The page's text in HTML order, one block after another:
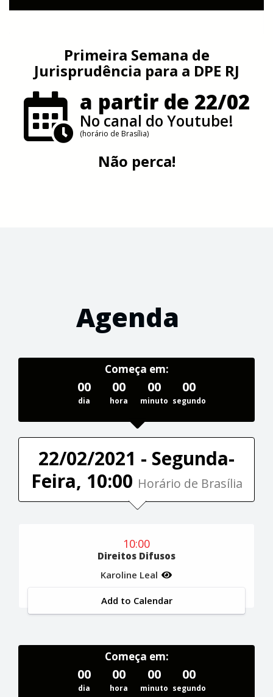
Primeira Semana de
Jurisprudência para a DPE RJ
a partir de 22/02
No canal do Youtube!
(horário de Brasília)
Não perca!
Agenda
Começa em:
00
dia
00
hora
00
minuto
00
segundo
22/02/2021 - Segunda-
Feira, 10:00 Horário de Brasília
10:00
Direitos Difusos
Karoline Leal
Add to Calendar
Começa em:
00
dia
00
hora
00
minuto
00
segundo